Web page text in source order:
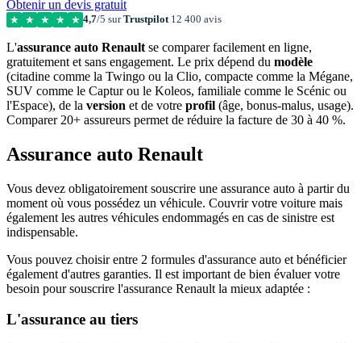
Obtenir un devis gratuit
★ ★ ★ ★ ★ 4,7/5 surTrustpilot12 400 avis
L'assurance auto Renault se comparer facilement en ligne,
gratuitement et sans engagement. Le prix dépend du modèle
(citadine comme la Twingo ou la Clio, compacte comme la Mégane,
SUV comme le Captur ou le Koleos, familiale comme le Scénic ou
l'Espace), de la version et de votre profil (âge, bonus-malus, usage).
Comparer 20+ assureurs permet de réduire la facture de 30 à 40 %.
Assurance auto Renault
Vous devez obligatoirement souscrire une assurance auto à partir du
moment où vous possédez un véhicule. Couvrir votre voiture mais
également les autres véhicules endommagés en cas de sinistre est
indispensable.
Vous pouvez choisir entre 2 formules d'assurance auto et bénéficier
également d'autres garanties. Il est important de bien évaluer votre
besoin pour souscrire l'assurance Renault la mieux adaptée :
L'assurance au tiers